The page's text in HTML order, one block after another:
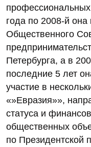
года по 2008-й
Общественного
Петербурга, а в
последние 5 лет
участие в
«»Евразия»»,
статуса и
общественных
по Президентской